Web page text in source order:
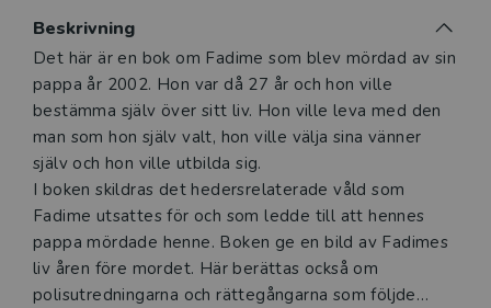
Beskrivning
Beskrivning
Det här är en bok om Fadime som blev mördad av sin
pappa år 2002. Hon var då 27 år och hon ville
bestämma själv över sitt liv. Hon ville leva med den
man som hon själv valt, hon ville välja sina vänner
själv och hon ville utbilda sig.
I boken skildras det hedersrelaterade våld som
Fadime utsattes för och som ledde till att hennes
pappa mördade henne. Boken ge en bild av Fadimes
liv åren före mordet. Här berättas också om
polisutredningarna och rättegångarna som följde